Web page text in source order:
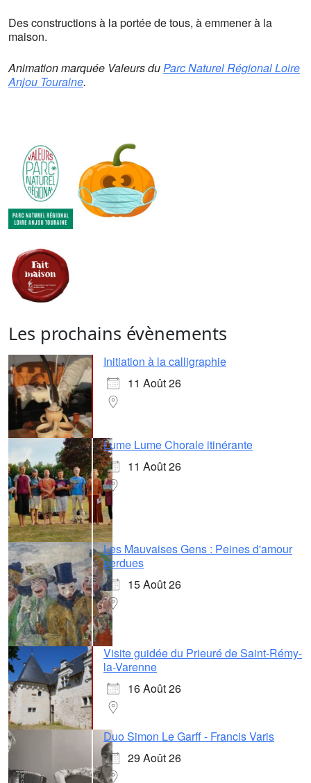
Des constructions à la portée de tous, à emmener à la
maison.
Animation marquée Valeurs duParc Naturel Régional Loire
Anjou Touraine.
Les prochains évènements
Initiation à la calligraphie
11 Août 26
Lume Lume Chorale itinérante
11 Août 26
Les Mauvaises Gens : Peines d'amour
perdues
15 Août 26
Visite guidée du Prieuré de Saint-Rémy-
la-Varenne
16 Août 26
Duo Simon Le Garff - Francis Varis
29 Août 26